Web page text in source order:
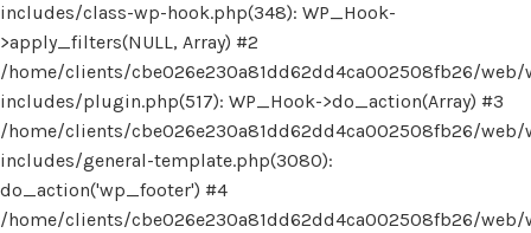
includes/class-wp-hook.php(348): WP_Hook-
>apply_filters(NULL, Array) #2
/home/clients/cbe026e230a81dd62dd4ca002508fb26/web/
includes/plugin.php(517): WP_Hook->do_action(Array) #3
/home/clients/cbe026e230a81dd62dd4ca002508fb26/web/
includes/general-template.php(3080):
do_action('wp_footer') #4
/home/clients/cbe026e230a81dd62dd4ca002508fb26/web/